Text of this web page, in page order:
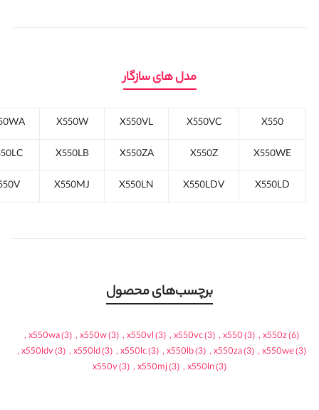
مدل های سازگار
X550
X550VC
X550VL
X550W
X550WE
X550Z
X550ZA
X550LB
X550LD
X550LDV
X550LN
X550MJ
برچسب‌های محصول
x550z(6)
,
x550(3)
,
x550vc(3)
,
x550vl(3)
,
x550w(3)
,
x550wa(3)
,
x550we(3)
,
x550za(3)
,
x550lb(3)
,
x550lc(3)
,
x550ld(3)
,
x550ldv(3)
,
x550ln(3)
,
x550mj(3)
,
x550v(3)